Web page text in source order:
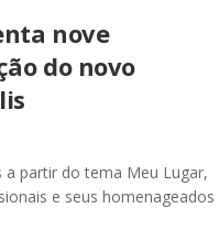
nove
do novo
partir do tema Meu Lugar,
e seus homenageados